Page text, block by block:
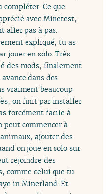
Ce que
avec Minetest,
aller pas à pas.
expliqué, tu as
jouer en solo. Très
des mods, finalement
avance dans des
vraiment beaucoup
on finit par installer
forcément facile à
peut commencer à
ajouter des
on joue en solo sur
rejoindre des
comme celui que tu
in Minerland. Et